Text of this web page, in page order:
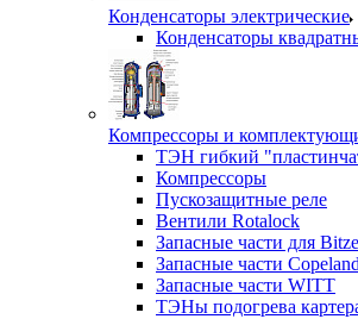
Конденсаторы электрические
Конденсаторы
Компрессоры и
ТЭН гибкий
Компрессоры
Пускозащитные реле
Вентили Rotalock
Запасные части для
Запасные части Copeland
Запасные части WITT
ТЭНы подогрева